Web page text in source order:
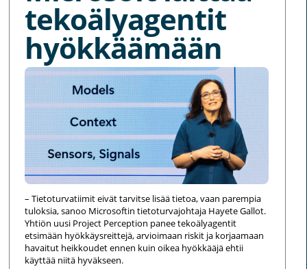
tekoälyagentit
hyökkäämään
– Tietoturvatiimit eivät tarvitse lisää tietoa, vaan parempia
tuloksia, sanoo Microsoftin tietoturvajohtaja Hayete Gallot.
Yhtiön uusi Project Perception panee tekoälyagentit
etsimään hyökkäysreittejä, arvioimaan riskit ja korjaamaan
havaitut heikkoudet ennen kuin oikea hyökkääjä ehtii
käyttää niitä hyväkseen.